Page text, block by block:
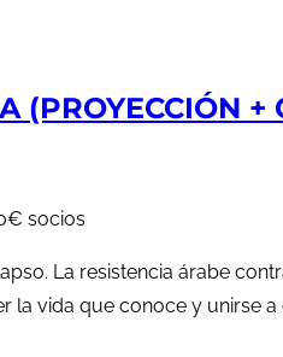
(PROYECCIÓN
socios
La resistencia árabe
la vida que conoce y unirse a